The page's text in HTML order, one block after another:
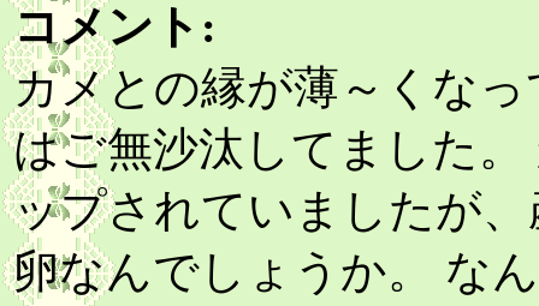
コメント:
カメとの縁が薄～くな
はご無沙汰してました
ップされていましたが
卵なんでしょうか。 な